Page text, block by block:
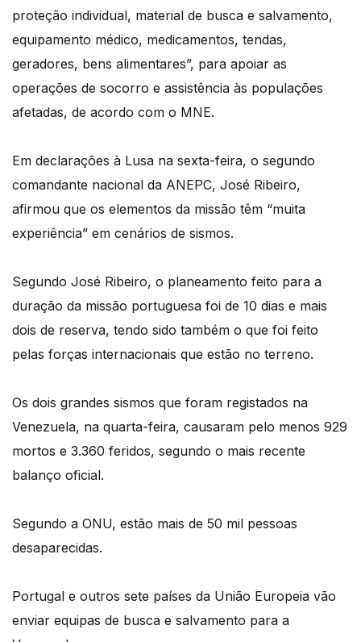
proteção individual, material de busca e salvamento,
equipamento médico, medicamentos, tendas,
geradores, bens alimentares”, para apoiar as
operações de socorro e assistência às populações
afetadas, de acordo com o MNE.
Em declarações à Lusa na sexta-feira, o segundo
comandante nacional da ANEPC, José Ribeiro,
afirmou que os elementos da missão têm “muita
experiência” em cenários de sismos.
Segundo José Ribeiro, o planeamento feito para a
duração da missão portuguesa foi de 10 dias e mais
dois de reserva, tendo sido também o que foi feito
pelas forças internacionais que estão no terreno.
Os dois grandes sismos que foram registados na
Venezuela, na quarta-feira, causaram pelo menos 929
mortos e 3.360 feridos, segundo o mais recente
balanço oficial.
Segundo a ONU, estão mais de 50 mil pessoas
desaparecidas.
Portugal e outros sete países da União Europeia vão
enviar equipas de busca e salvamento para a